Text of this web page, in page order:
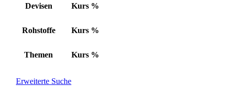
Devisen Kurs %
Rohstoffe Kurs %
Themen Kurs %
Erweiterte Suche